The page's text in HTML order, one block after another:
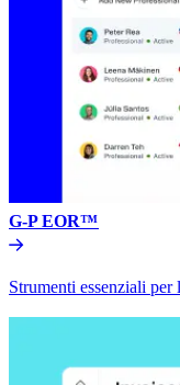
G-P EOR™​​
Strumenti essenziali